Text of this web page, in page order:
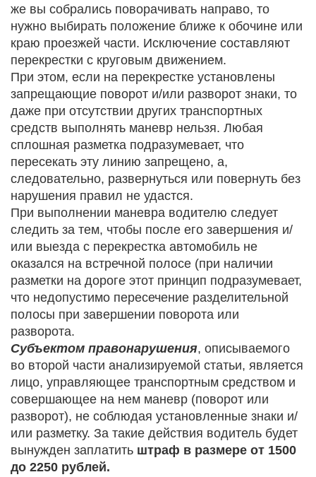
же вы собрались поворачивать направо, то
нужно выбирать положение ближе к обочине или
краю проезжей части. Исключение составляют
перекрестки с круговым движением.
При этом, если на перекрестке установлены
запрещающие поворот и/или разворот знаки, то
даже при отсутствии других транспортных
средств выполнять маневр нельзя. Любая
сплошная разметка подразумевает, что
пересекать эту линию запрещено, а,
следовательно, развернуться или повернуть без
нарушения правил не удастся.
При выполнении маневра водителю следует
следить за тем, чтобы после его завершения и/
или выезда с перекрестка автомобиль не
оказался на встречной полосе (при наличии
разметки на дороге этот принцип подразумевает,
что недопустимо пересечение разделительной
полосы при завершении поворота или
разворота.
Субъектом правонарушения, описываемого
во второй части анализируемой статьи, является
лицо, управляющее транспортным средством и
совершающее на нем маневр (поворот или
разворот), не соблюдая установленные знаки и/
или разметку. За такие действия водитель будет
вынужден заплатить штраф в размере от 1500
до 2250 рублей.